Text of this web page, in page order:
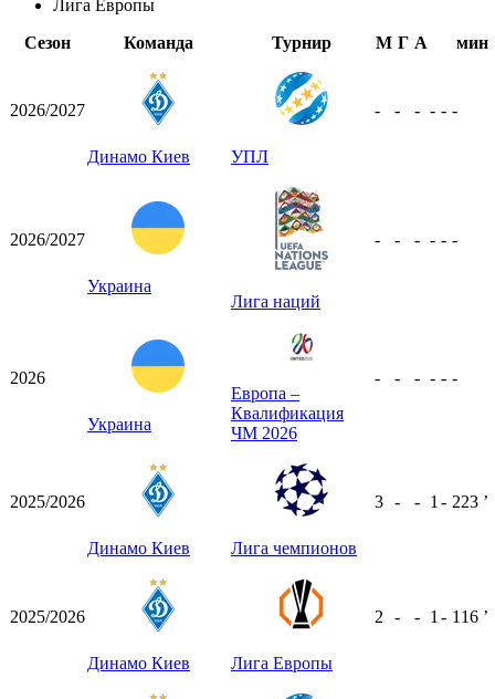
Лига Европы
Сезон
Команда Турнир М Г А мин
2026/2027
Динамо Киев УПЛ
- - - - - -
2026/2027
Украина
Лига наций
- - - - - -
2026
Украина
Европа –
Квалификация
ЧМ 2026
- - - - - -
2025/2026
Динамо Киев Лига чемпионов
3 - - 1 - 223 ʼ
2025/2026
Динамо Киев Лига Европы
2 - - 1 - 116 ʼ